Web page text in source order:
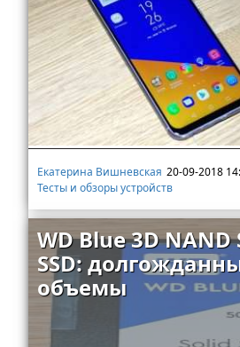
Разное
Право
Отказ от ответственности
Екатерина Вишневская 20-09-2018
Тесты и обзоры устройств
WD Blue 3D NAND
SSD:
объемы